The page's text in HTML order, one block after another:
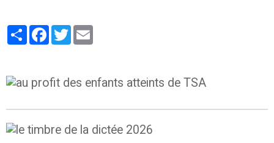
PartagerFacebook
Twitter